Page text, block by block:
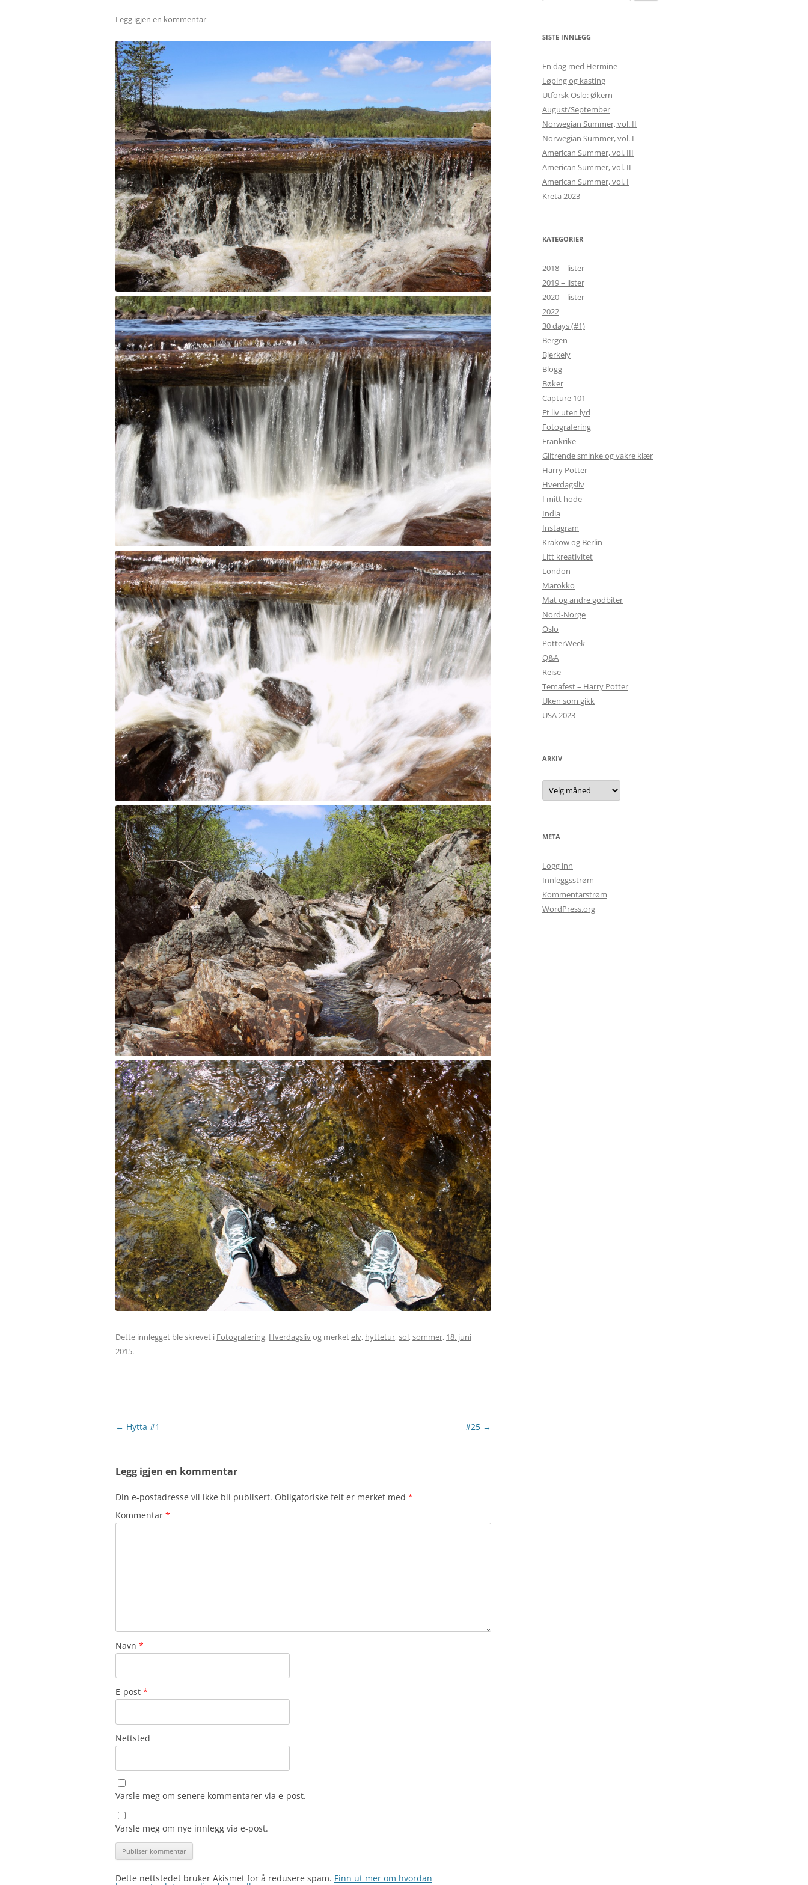
Legg igjen en kommentar
Dette innlegget ble skrevet i Fotografering, Hverdagslivog merketelv, hyttetur,sol,sommer, 18. juni
2015.
Innleggsnavigasjon
← Hytta #1 #25 →
Legg igjen en kommentar
Din e-postadresse vil ikke bli publisert. Obligatoriske felt er merket med *
Kommentar *
Navn *
E-post *
Nettsted
Varsle meg om senere kommentarer via e-post.
Varsle meg om nye innlegg via e-post.
Dette nettstedet bruker Akismet for å redusere spam. Finn ut mer om hvordan
etter:
SISTE INNLEGG
En dag med Hermine
Løping og kasting
Utforsk Oslo: Økern
August/September
Norwegian Summer, vol. II
Norwegian Summer, vol. I
American Summer, vol. III
American Summer, vol. II
American Summer, vol. I
Kreta 2023
KATEGORIER
2018 – lister
2019 – lister
2020 – lister
2022
30 days (#1)
Bergen
Bjerkely
Blogg
Bøker
Capture 101
Et liv uten lyd
Fotografering
Frankrike
Glitrende sminke og vakre klær
Harry Potter
Hverdagsliv
I mitt hode
India
Instagram
Krakow og Berlin
Litt kreativitet
London
Marokko
Mat og andre godbiter
Nord-Norge
Oslo
PotterWeek
Q&A
Reise
Temafest – Harry Potter
Uken som gikk
USA 2023
ARKIV
Arkiv
META
Logg inn
Innleggsstrøm
Kommentarstrøm
WordPress.org